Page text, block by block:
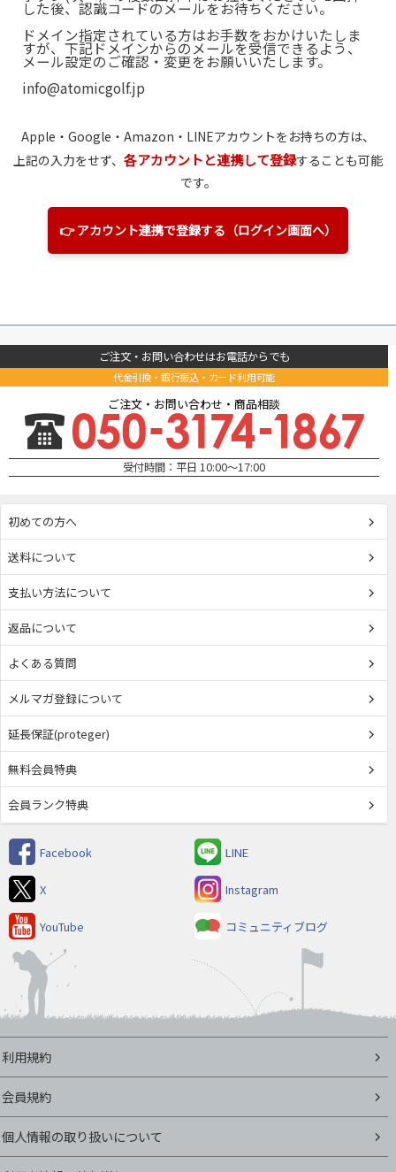
した後、認識コードのメールをお待ちください。
ドメイン指定されている方はお手数をおかけいたしま
すが、下記ドメインからのメールを受信できるよう、
メール設定のご確認・変更をお願いいたします。
info@atomicgolf.jp
Apple・Google・Amazon ・LINEアカウントをお持ちの方は、
上記の入力をせず、 各アカウントと連携して登録することも可能
です。
👉 アカウント連携で登録する（ログイン画面へ）
ご注文・お問い合わせはお電話からでも
代金引換・銀行振込・カード利用可能
ご注文・お問い合わせ・商品相談
受付時間：平日 10:00～17:00
初めての方へ
送料について
支払い方法について
返品について
よくある質問
メルマガ登録について
延長保証(proteger)
無料会員特典
会員ランク特典
Facebook LINE
X Instagram
YouTube コミュニティブログ
利用規約
会員規約
個人情報の取り扱いについて